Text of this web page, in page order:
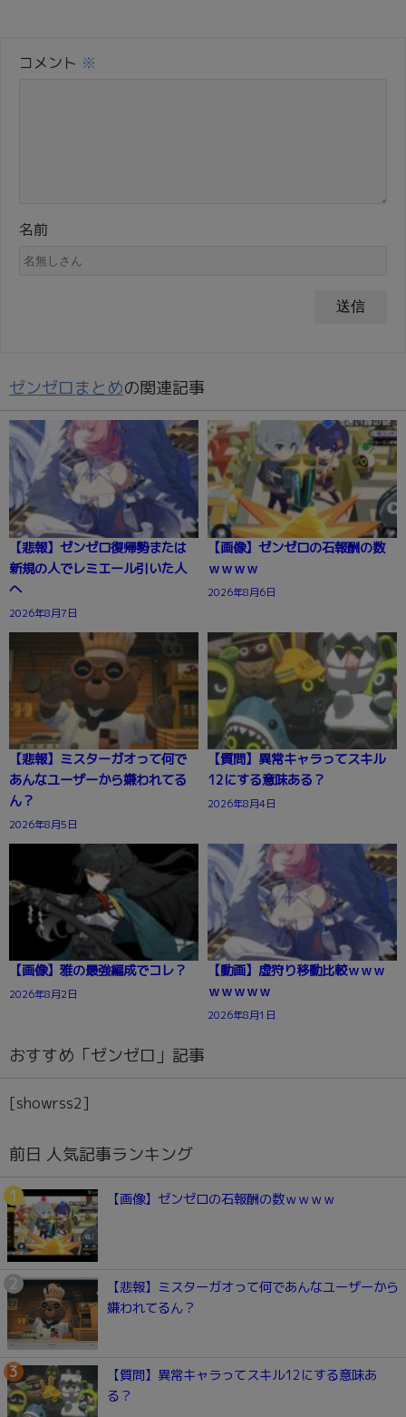
コメント ※
名前
ゼンゼロまとめの関連記事
【悲報】ゼンゼロ復帰勢または
新規の人でレミエール引いた人
へ
2026年8月7日
【画像】ゼンゼロの石報酬の数
ｗｗｗｗ
2026年8月6日
【悲報】ミスターガオって何で
あんなユーザーから嫌われてる
ん？
2026年8月5日
【質問】異常キャラってスキル
12にする意味ある？
2026年8月4日
【画像】雅の最強編成でコレ？
2026年8月2日
【動画】虚狩り移動比較ｗｗｗ
ｗｗｗｗｗ
2026年8月1日
おすすめ「ゼンゼロ」記事
[showrss2]
前日 人気記事ランキング
【画像】ゼンゼロの石報酬の数ｗｗｗｗ
【悲報】ミスターガオって何であんなユーザーから
嫌われてるん？
【質問】異常キャラってスキル12にする意味あ
る？